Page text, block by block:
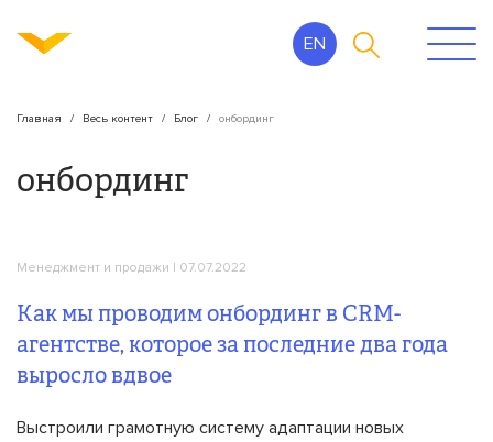
EN
Главная Весь контент Блог онбординг
онбординг
Менеджмент и продажи | 07.07.2022
Как мы проводим онбординг в CRM-
агентстве, которое за последние два года
выросло вдвое
Выстроили грамотную систему адаптации новых